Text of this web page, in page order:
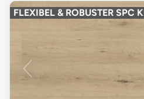
FLEXIBEL & ROBUSTER SPC